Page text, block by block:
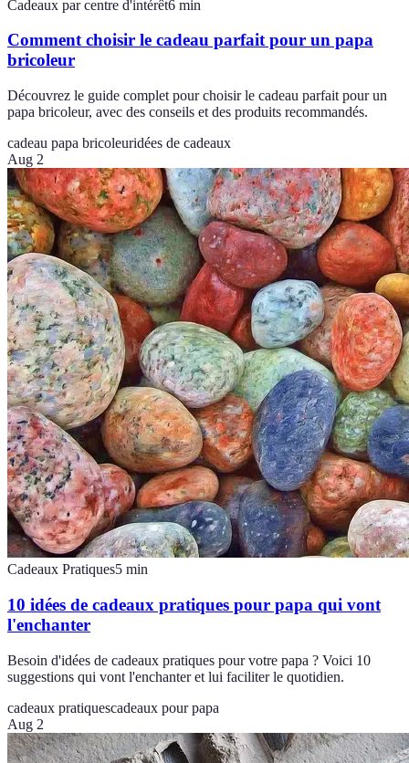
Cadeaux par centre d'intérêt6 min
Comment choisir le cadeau parfait pour un papa
bricoleur
Découvrez le guide complet pour choisir le cadeau parfait pour un
papa bricoleur, avec des conseils et des produits recommandés.
cadeau papa bricoleuridées de cadeaux
Aug 2
Cadeaux Pratiques5 min
10 idées de cadeaux pratiques pour papa qui vont
l'enchanter
Besoin d'idées de cadeaux pratiques pour votre papa ? Voici 10
suggestions qui vont l'enchanter et lui faciliter le quotidien.
cadeaux pratiquescadeaux pour papa
Aug 2